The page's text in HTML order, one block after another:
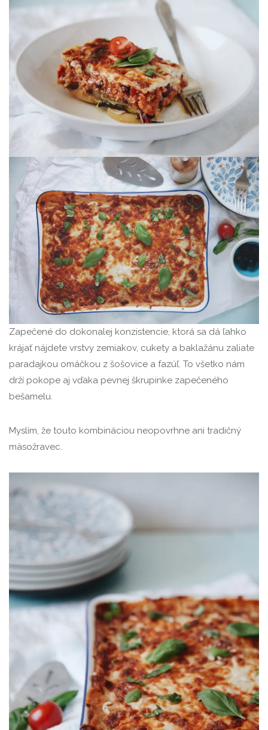
Zapečené do dokonalej konzistencie, ktorá sa dá ľahko
krájať nájdete vrstvy zemiakov, cukety a baklažánu zaliate
paradajkou omáčkou z šošovice a fazúľ. To všetko nám
drží pokope aj vďaka pevnej škrupinke zapečeného
bešamelu.
Myslím, že touto kombináciou neopovrhne ani tradičný
mäsožravec.